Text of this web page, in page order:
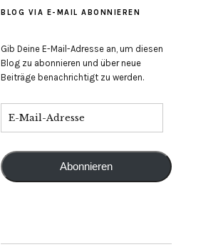
BLOG VIA E-MAIL ABONNIEREN
Gib Deine E-Mail-Adresse an, um diesen
Blog zu abonnieren und über neue
Beiträge benachrichtigt zu werden.
Abonnieren